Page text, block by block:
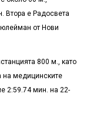
Втора е Радосвета
от Нови
800 м., като
на медицинските
2:59.74 мин. на 22-